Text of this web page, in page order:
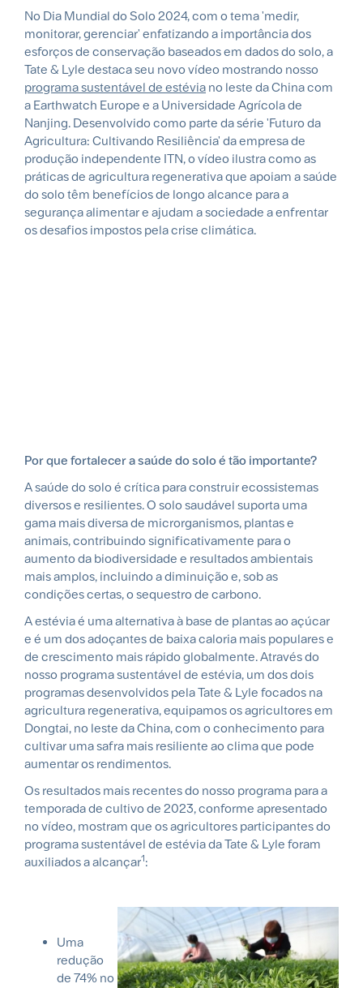
No Dia Mundial do Solo 2024, com o tema 'medir,
monitorar, gerenciar' enfatizando a importância dos
esforços de conservação baseados em dados do solo, a
Tate & Lyle destaca seu novo vídeo mostrando nosso
programa sustentável de estévia no leste da China com
a Earthwatch Europe e a Universidade Agrícola de
Nanjing. Desenvolvido como parte da série 'Futuro da
Agricultura: Cultivando Resiliência' da empresa de
produção independente ITN, o vídeo ilustra como as
práticas de agricultura regenerativa que apoiam a saúde
do solo têm benefícios de longo alcance para a
segurança alimentar e ajudam a sociedade a enfrentar
os desafios impostos pela crise climática.
Por que fortalecer a saúde do solo é tão importante?
A saúde do solo é crítica para construir ecossistemas
diversos e resilientes. O solo saudável suporta uma
gama mais diversa de microrganismos, plantas e
animais, contribuindo significativamente para o
aumento da biodiversidade e resultados ambientais
mais amplos, incluindo a diminuição e, sob as
condições certas, o sequestro de carbono.
A estévia é uma alternativa à base de plantas ao açúcar
e é um dos adoçantes de baixa caloria mais populares e
de crescimento mais rápido globalmente. Através do
nosso programa sustentável de estévia, um dos dois
programas desenvolvidos pela Tate & Lyle focados na
agricultura regenerativa, equipamos os agricultores em
Dongtai, no leste da China, com o conhecimento para
cultivar uma safra mais resiliente ao clima que pode
aumentar os rendimentos.
Os resultados mais recentes do nosso programa para a
temporada de cultivo de 2023, conforme apresentado
no vídeo, mostram que os agricultores participantes do
programa sustentável de estévia da Tate & Lyle foram
auxiliados a alcançar1:
Uma
redução
de 74% no